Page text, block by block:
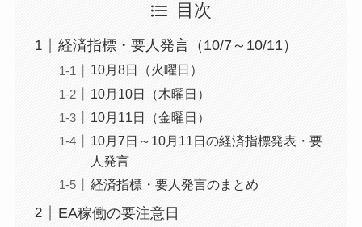
目次
経済指標・要人発言（10/7～10/11）
10月8日（火曜日）
10月10日（木曜日）
10月11日（金曜日）
10月7日～10月11日の経済指標発表・要
人発言
経済指標・要人発言のまとめ
EA稼働の要注意日